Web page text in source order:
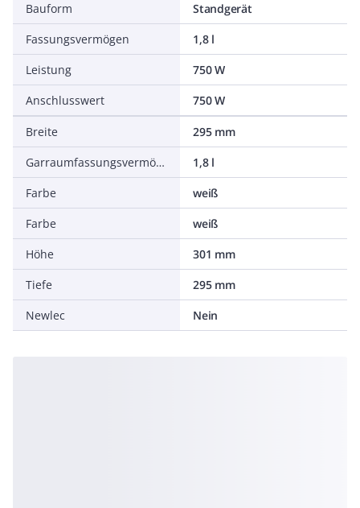
Bauform
Standgerät
Fassungsvermögen
1,8 l
Leistung
750 W
Anschlusswert
750 W
Breite
295 mm
Garraumfassungsvermögen
1,8 l
Farbe
weiß
Farbe
weiß
Höhe
301 mm
Tiefe
295 mm
Newlec
Nein